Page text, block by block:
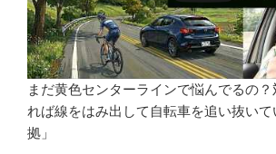
まだ黄色センターラインで悩んでるの
れば線をはみ出して自転車を追い抜い
拠」